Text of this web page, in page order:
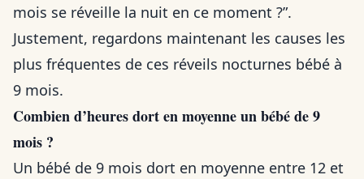
mois se réveille la nuit en ce moment ?”.
Justement, regardons maintenant les causes les
plus fréquentes de ces réveils nocturnes bébé à
9 mois.
Combien d’heures dort en moyenne un bébé de 9
mois ?
Un bébé de 9 mois dort en moyenne entre 12 et